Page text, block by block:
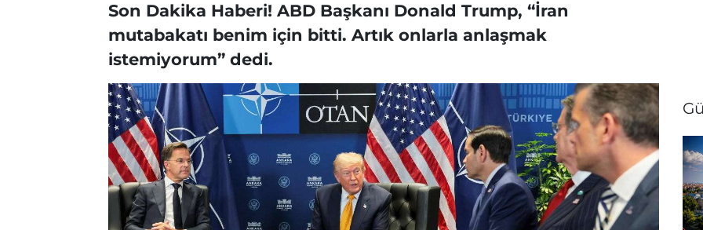
Son Dakika Haberi! ABD Başkanı Donald Trump, “İran
mutabakatı benim için bitti. Artık onlarla anlaşmak
istemiyorum” dedi.